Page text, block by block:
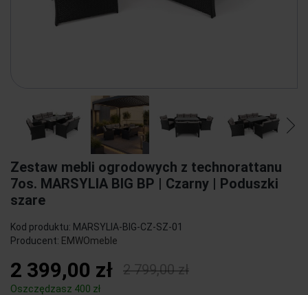
Zestaw mebli ogrodowych z technorattanu
7os. MARSYLIA BIG BP | Czarny | Poduszki
szare
Kod produktu: MARSYLIA-BIG-CZ-SZ-01
Producent: EMWOmeble
2 399,00 zł 2 799,00 zł
Oszczędzasz 400 zł